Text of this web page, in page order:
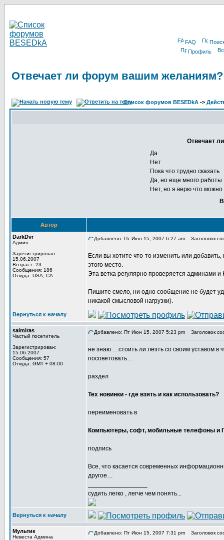
FAQ
Профиль
Отвечает ли форум вашим желаниям?
Список форумов BESEDkA ->
Отвечает
Да
Нет
Пока что трудно сказать
Да, но еще много работы
Нет, но я верю что можно
Автор
DarkDvr
Админ
Зарегистрирован:
15.06.2007
Возраст: 23
Сообщения: 186
Откуда: USA, CA
Добавлено: Пт Июн 15, 2007 6:27 am Заголовок
Если вы хотите что-то изменить или
этого место.
Эта ветка регулярно проверяется админами
Пишите смело, ни одно сообщение не будет
никакой смысловой нагрузки).
Вернуться к началу
salmiras
Частый посетитель
Зарегистрирован:
15.06.2007
Сообщения: 57
Откуда: GMT + 08-00
Добавлено: Пт Июн 15, 2007 5:23 pm Заголовок
не знаю….стоить ли лезть со своим уставом
посоветовать…
раздел
Тех новинки - где взять и как использовать?
переименовать в
Компьютеры, софт, мобильные телефоны и
подпись
Все, что касается современных
другое…
судить легко , легче чем понять...
Вернуться к началу
Мультик
Невеста Админа
Добавлено: Пт Июн 15, 2007 7:31 pm Заголовок